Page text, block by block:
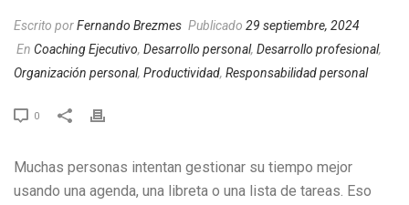
Escrito porFernando Brezmes Publicado 29 septiembre, 2024
En Coaching Ejecutivo, Desarrollo personal, Desarrollo profesional,
Organización personal, Productividad, Responsabilidad personal
0
Muchas personas intentan gestionar su tiempo mejor
usando una agenda, una libreta o una lista de tareas. Eso